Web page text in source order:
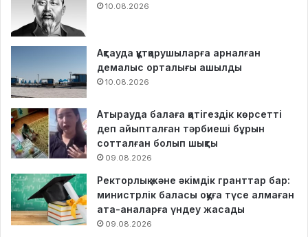
10.08.2026
Ақтауда құтқарушыларға арналған
демалыс орталығы ашылды
10.08.2026
Атырауда балаға қатігездік көрсетті
деп айыпталған тәрбиеші бұрын
сотталған болып шықты
09.08.2026
Ректорлық және әкімдік гранттар бар:
министрлік баласы оқуға түсе алмаған
ата-аналарға үндеу жасады
09.08.2026